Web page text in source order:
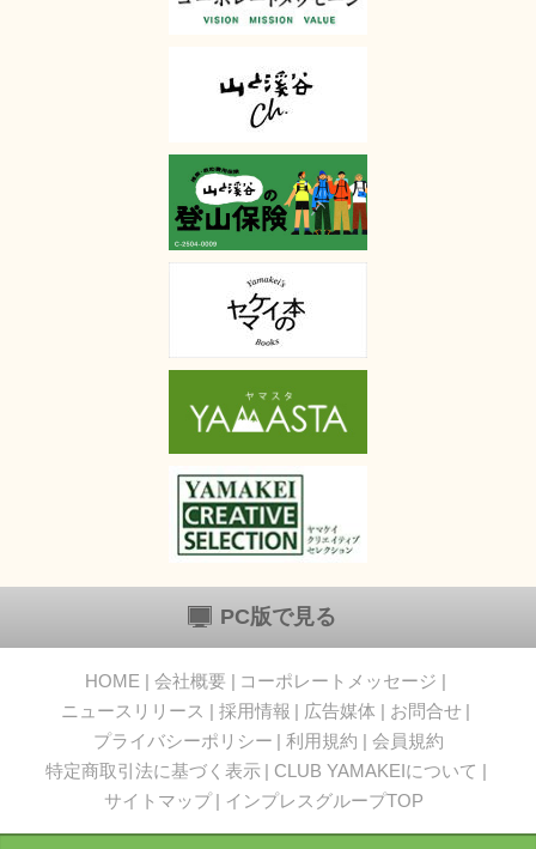
PC版で見る
HOME 会社概要
コーポレートメッセージ
ニュースリリース
採用情報 広告媒体
お問合せ
プライバシーポリシー
利用規約
会員規約
特定商取引法に基づく表示
CLUB YAMAKEIについて
サイトマップ
インプレスグループTOP